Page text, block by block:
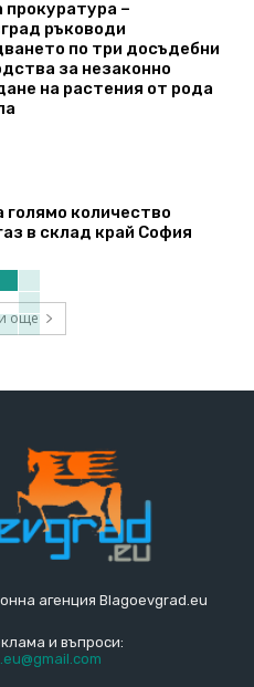
прокуратура –
ръководи
по три досъдебни
за незаконно
на растения от рода
голямо количество
в склад край София
още
агенция Blagoevgrad.eu
и въпроси: